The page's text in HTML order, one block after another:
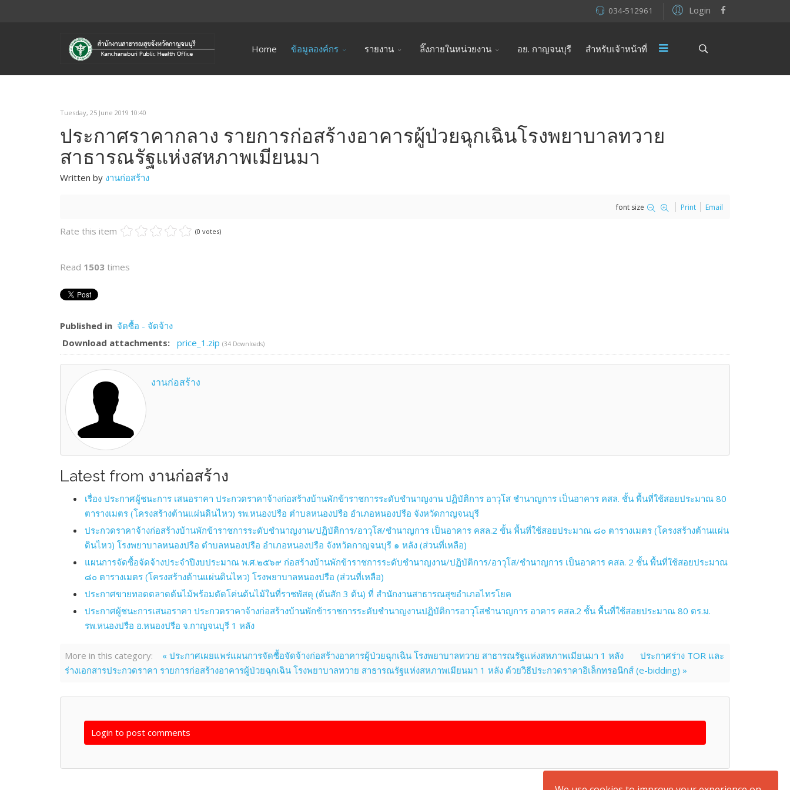
Login
034-512961
Home ข้อมูลองค์กร รายงาน ลิ๊งภายในหน่วยงาน อย. กาญจนบุรี สำหรับเจ้าหน้าที่
Tuesday, 25 June 2019 10:40
ประกาศราคากลาง รายการก่อสร้างอาคารผู้ป่วยฉุกเฉินโรงพยาบาลทวาย
สาธารณรัฐแห่งสหภาพเมียนมา
Written by งานก่อสร้าง
font size Print Email
Rate this item (0 votes)
Read 1503 times
Published in จัดซื้อ - จัดจ้าง
Download attachments: price_1.zip (34 Downloads)
งานก่อสร้าง
Latest from งานก่อสร้าง
เรื่อง ประกาศผู้ชนะการ เสนอราคา ประกวดราคาจ้างก่อสร้างบ้านพักข้าราชการระดับชำนาญงาน ปฏิบัติการ อาวุโส ชำนาญการ เป็นอาคาร คสล. ชั้น พื้นที่ใช้สอยประมาณ 80
ตารางเมตร (โครงสร้างต้านแผ่นดินไหว) รพ.หนองปรือ ตำบลหนองปรือ อำเภอหนองปรือ จังหวัดกาญจนบุรี
ประกวดราคาจ้างก่อสร้างบ้านพักข้าราชการระดับชำนาญงาน/ปฏิบัติการ/อาวุโส/ชำนาญการ เป็นอาคาร คสล.2 ชั้น พื้นที่ใช้สอยประมาณ ๘๐ ตารางเมตร (โครงสร้างต้านแผ่น
ดินไหว) โรงพยาบาลหนองปรือ ตำบลหนองปรือ อำเภอหนองปรือ จังหวัดกาญจนบุรี ๑ หลัง (ส่วนที่เหลือ)
แผนการจัดซื้อจัดจ้างประจำปีงบประมาณ พ.ศ.๒๕๖๙ ก่อสร้างบ้านพักข้าราชการระดับชำนาญงาน/ปฏิบัติการ/อาวุโส/ชำนาญการ เป็นอาคาร คสล. 2 ชั้น พื้นที่ใช้สอยประมาณ
๘๐ ตารางเมตร (โครงสร้างต้านแผ่นดินไหว) โรงพยาบาลหนองปรือ (ส่วนที่เหลือ)
ประกาศขายทอดตลาดต้นไม้พร้อมตัดโค่นต้นไม้ในที่ราชพัสดุ (ต้นสัก 3 ต้น) ที่ สำนักงานสาธารณสุขอำเภอไทรโยค
ประกาศผู้ชนะการเสนอราคา ประกวดราคาจ้างก่อสร้างบ้านพักข้าราชการระดับชำนาญงานปฏิบัติการอาวุโสชำนาญการ อาคาร คสล.2 ชั้น พื้นที่ใช้สอยประมาณ 80 ตร.ม.
รพ.หนองปรือ อ.หนองปรือ จ.กาญจนบุรี 1 หลัง
More in this category: « ประกาศเผยแพร่แผนการจัดซื้อจัดจ้างก่อสร้างอาคารผู้ป่วยฉุกเฉิน โรงพยาบาลทวาย สาธารณรัฐแห่งสหภาพเมียนมา 1 หลัง
ประกาศร่าง TOR และ
ร่างเอกสารประกวดราคา รายการก่อสร้างอาคารผู้ป่วยฉุกเฉิน โรงพยาบาลทวาย สาธารณรัฐแห่งสหภาพเมียนมา 1 หลัง ด้วยวิธีประกวดราคาอิเล็กทรอนิกส์ (e-bidding) »
Login to post comments